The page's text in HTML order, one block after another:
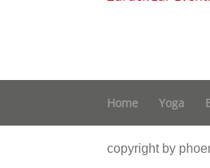
Home Yoga
copyright by